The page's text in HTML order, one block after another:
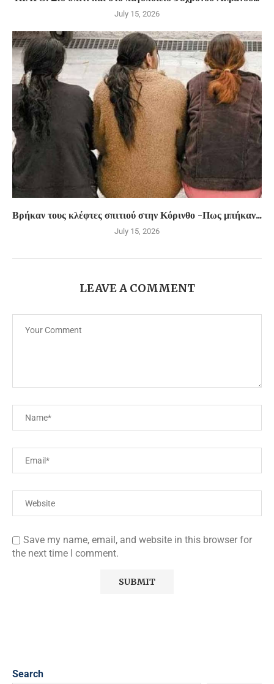
July 15, 2026
Βρήκαν τους κλέφτες σπιτιού στην Κόρινθο -Πως μπήκαν...
July 15, 2026
LEAVE A COMMENT
Save my name, email, and website in this browser for
the next time I comment.
Search